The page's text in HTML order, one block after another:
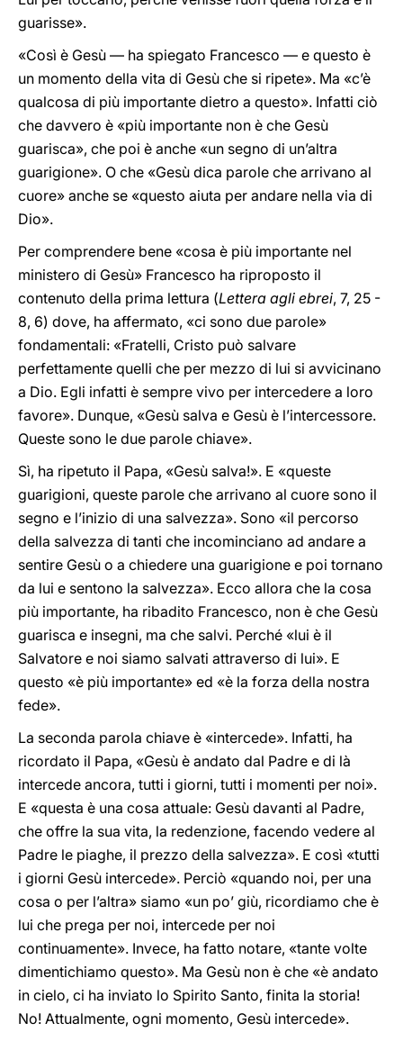
guarisse».
«Così è Gesù — ha spiegato Francesco — e questo è
un momento della vita di Gesù che si ripete». Ma «c’è
qualcosa di più importante dietro a questo». Infatti ciò
che davvero è «più importante non è che Gesù
guarisca», che poi è anche «un segno di un’altra
guarigione». O che «Gesù dica parole che arrivano al
cuore» anche se «questo aiuta per andare nella via di
Dio».
Per comprendere bene «cosa è più importante nel
ministero di Gesù» Francesco ha riproposto il
contenuto della prima lettura (Lettera agli ebrei, 7, 25 -
8, 6) dove, ha affermato, «ci sono due parole»
fondamentali: «Fratelli, Cristo può salvare
perfettamente quelli che per mezzo di lui si avvicinano
a Dio. Egli infatti è sempre vivo per intercedere a loro
favore». Dunque, «Gesù salva e Gesù è l’intercessore.
Queste sono le due parole chiave».
Sì, ha ripetuto il Papa, «Gesù salva!». E «queste
guarigioni, queste parole che arrivano al cuore sono il
segno e l’inizio di una salvezza». Sono «il percorso
della salvezza di tanti che incominciano ad andare a
sentire Gesù o a chiedere una guarigione e poi tornano
da lui e sentono la salvezza». Ecco allora che la cosa
più importante, ha ribadito Francesco, non è che Gesù
guarisca e insegni, ma che salvi. Perché «lui è il
Salvatore e noi siamo salvati attraverso di lui». E
questo «è più importante» ed «è la forza della nostra
fede».
La seconda parola chiave è «intercede». Infatti, ha
ricordato il Papa, «Gesù è andato dal Padre e di là
intercede ancora, tutti i giorni, tutti i momenti per noi».
E «questa è una cosa attuale: Gesù davanti al Padre,
che offre la sua vita, la redenzione, facendo vedere al
Padre le piaghe, il prezzo della salvezza». E così «tutti
i giorni Gesù intercede». Perciò «quando noi, per una
cosa o per l’altra» siamo «un po’ giù, ricordiamo che è
lui che prega per noi, intercede per noi
continuamente». Invece, ha fatto notare, «tante volte
dimentichiamo questo». Ma Gesù non è che «è andato
in cielo, ci ha inviato lo Spirito Santo, finita la storia!
No! Attualmente, ogni momento, Gesù intercede».